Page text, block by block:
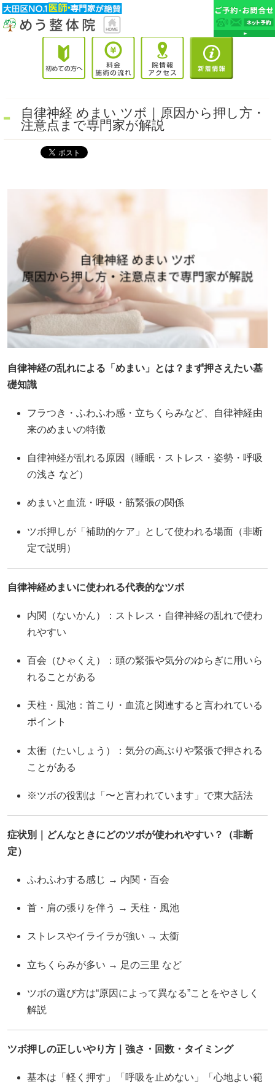
自律神経 めまい ツボ｜原因から押し方・
注意点まで専門家が解説
自律神経の乱れによる「めまい」とは？まず押さえたい基
礎知識
フラつき・ふわふわ感・立ちくらみなど、自律神経由
来のめまいの特徴
自律神経が乱れる原因（睡眠・ストレス・姿勢・呼吸
の浅さ など）
めまいと血流・呼吸・筋緊張の関係
ツボ押しが「補助的ケア」として使われる場面（非断
定で説明）
自律神経めまいに使われる代表的なツボ
内関（ないかん）：ストレス・自律神経の乱れで使わ
れやすい
百会（ひゃくえ）：頭の緊張や気分のゆらぎに用いら
れることがある
天柱・風池：首こり・血流と関連すると言われている
ポイント
太衝（たいしょう）：気分の高ぶりや緊張で押される
ことがある
※ツボの役割は「〜と言われています」で東大話法
症状別｜どんなときにどのツボが使われやすい？（非断
定）
ふわふわする感じ → 内関・百会
首・肩の張りを伴う → 天柱・風池
ストレスやイライラが強い → 太衝
立ちくらみが多い → 足の三里 など
ツボの選び方は“原因によって異なる”ことをやさしく
解説
ツボ押しの正しいやり方｜強さ・回数・タイミング
基本は「軽く押す」「呼吸を止めない」「心地よい範